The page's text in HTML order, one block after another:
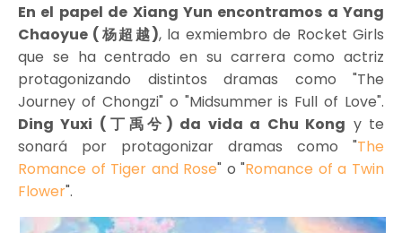
En el papel de Xiang Yun encontramos a Yang
Chaoyue (杨超越), la exmiembro de Rocket Girls
que se ha centrado en su carrera como actriz
protagonizando distintos dramas como "The
Journey of Chongzi" o "Midsummer is Full of Love".
Ding Yuxi (丁禹兮) da vida a Chu Kong y te
sonará por protagonizar dramas como "The
Romance of Tiger and Rose" o "Romance of a Twin
Flower".